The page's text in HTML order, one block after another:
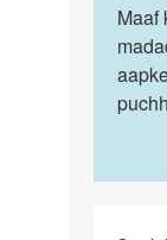
Maaf
kijiyega
hum
isme
Maaf